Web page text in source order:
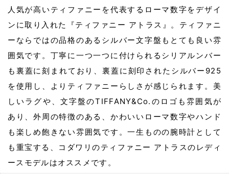
人気が高いティファニーを代表するローマ数字をデザイ
ンに取り入れた『ティファニー アトラス』。ティファニ
ーならではの品格のあるシルバー文字盤もとても良い雰
囲気です。丁寧に一つ一つに付けられるシリアルンバー
も裏蓋に刻まれており、裏蓋に刻印されたシルバー925
を使用し、よりティファニーらしさが感じられます。美
しいラグや、文字盤のTIFFANY&Co.のロゴも雰囲気が
あり、外周の特徴のある、かわいいローマ数字やハンド
も楽しめ飽きない雰囲気です。一生ものの腕時計として
も重宝する、コダワリのティファニー アトラスのレディ
ースモデルはオススメです。